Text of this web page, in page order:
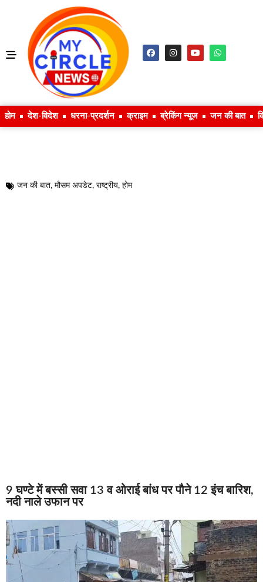
होम देश-विदेश धरना-प्रदर्शन क्राइम ब्रेकिंग न्यूज जन की बात
जन की बात, मौसम अपडेट, राष्ट्रीय, होम
9 घण्टे में बस्सी सवा 13 व ओराई बांध पर पौने 12 इंच बारिश,
नदी नाले उफान पर